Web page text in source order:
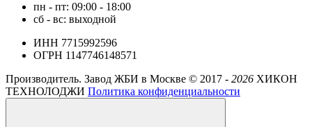
пн - пт: 09:00 - 18:00
сб - вс: выходной
ИНН 7715992596
ОГРН 1147746148571
Производитель. Завод ЖБИ в Москве © 2017 - 2026 ХИКОН
ТЕХНОЛОДЖИ Политика конфиденциальности